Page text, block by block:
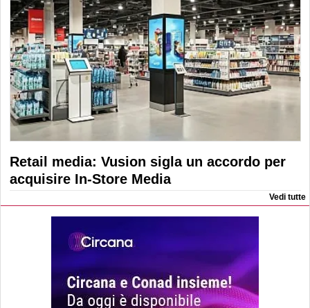
Retail media: Vusion sigla un accordo per
acquisire In-Store Media
Vedi tutte